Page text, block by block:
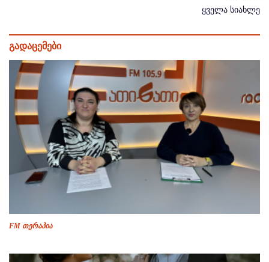
ყველა სიახლე
გადაცემები
FM თერაპია